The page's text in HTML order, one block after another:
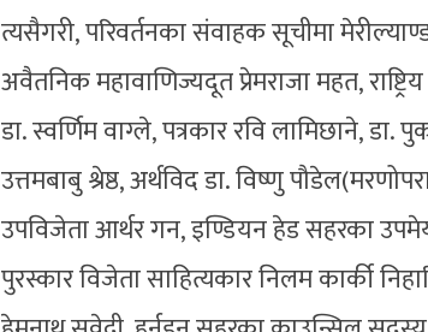
त्यसैगरी, परिवर्तनका संवाहक सूचीमा
अवैतनिक महावाणिज्यदूत प्रेमराजा महत,
डा. स्वर्णिम वाग्ले, पत्रकार रवि लामिछाने, डा.
उत्तमबाबु श्रेष्ठ, अर्थविद डा. विष्णु
उपविजेता आर्थर गन, इण्डियन हेड सहरका
पुरस्कार विजेता साहित्यकार निलम कार्की